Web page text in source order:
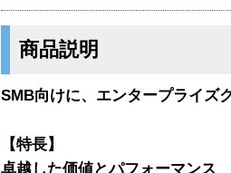
商品説明
SMB向けに、エンタープライズ
【特長】
卓越した価値とパフォーマンス